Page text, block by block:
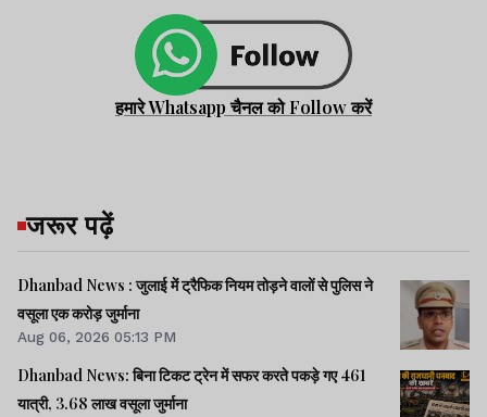
हमारे Whatsapp चैनल को Follow करें
जरूर पढ़ें
Dhanbad News : जुलाई में ट्रैफिक नियम तोड़ने वालों से पुलिस ने
वसूला एक करोड़ जुर्माना
Aug 06, 2026 05:13 PM
Dhanbad News: बिना टिकट ट्रेन में सफर करते पकड़े गए 461
यात्री, 3.68 लाख वसूला जुर्माना